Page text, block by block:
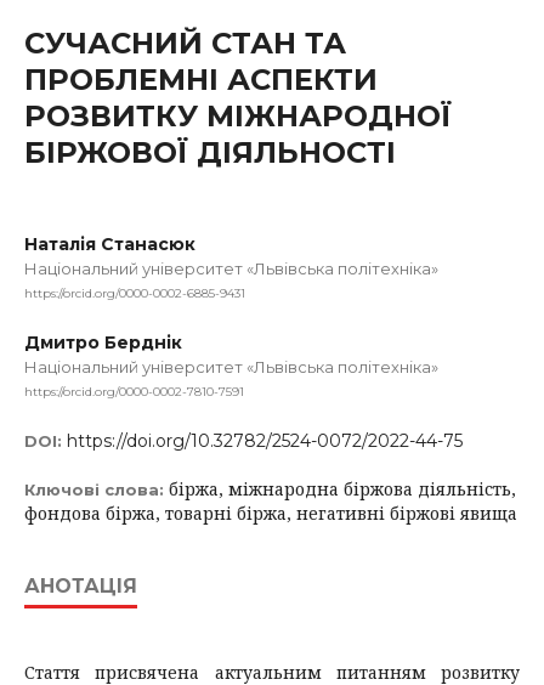
СУЧАСНИЙ СТАН ТА
ПРОБЛЕМНІ АСПЕКТИ
РОЗВИТКУ МІЖНАРОДНОЇ
БІРЖОВОЇ ДІЯЛЬНОСТІ
Наталія Станасюк
Національний університет «Львівська політехніка»
https://orcid.org/0000-0002-6885-9431
Дмитро Берднік
Національний університет «Львівська політехніка»
https://orcid.org/0000-0002-7810-7591
DOI: https://doi.org/10.32782/2524-0072/2022-44-75
Ключові слова: біржа, міжнародна біржова діяльність,
фондова біржа, товарні біржа, негативні біржові явища
АНОТАЦІЯ
Стаття присвячена актуальним питанням розвитку